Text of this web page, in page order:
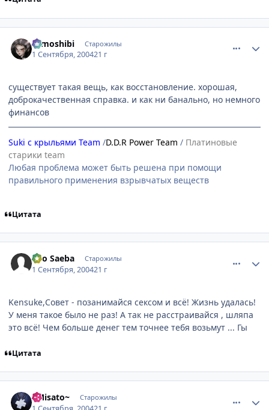
tomoshibi Старожилы
1 Сентября, 200421 г
существует такая вещь, как восстановление. хорошая,
доброкачественная справка. и как ни банально, но немного
финансов
Suki с крыльями Team /D.D.R Power Team / Платиновые
старики team
Любая проблема может быть решена при помощи
правильного применения взрывчатых веществ
Цитата
Ryo Saeba Старожилы
1 Сентября, 200421 г
Kensuke,Совет - позанимайся сексом и всё! Жизнь удалась!
У меня такое было не раз! А так не расстраивайся , шляпа
это всё! Чем больше денег тем точнее тебя возьмут ... Гы
Цитата
~Misato~ Старожилы